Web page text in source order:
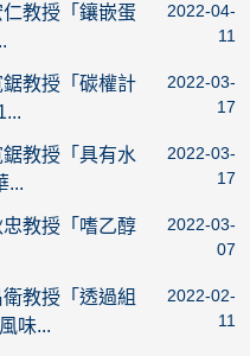
教授「鑲嵌蛋
2022-04-
11
教授「碳權計
2022-03-
17
教授「具有水
...
2022-03-
17
教授「嗜乙醇
2022-03-
07
教授「透過組
味...
2022-02-
11